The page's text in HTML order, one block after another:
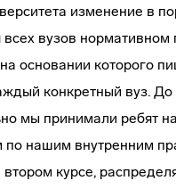
изменение в
вузов нормативном
основании которого
конкретный вуз. До
мы принимали ребят
по нашим внутренним
втором курсе,